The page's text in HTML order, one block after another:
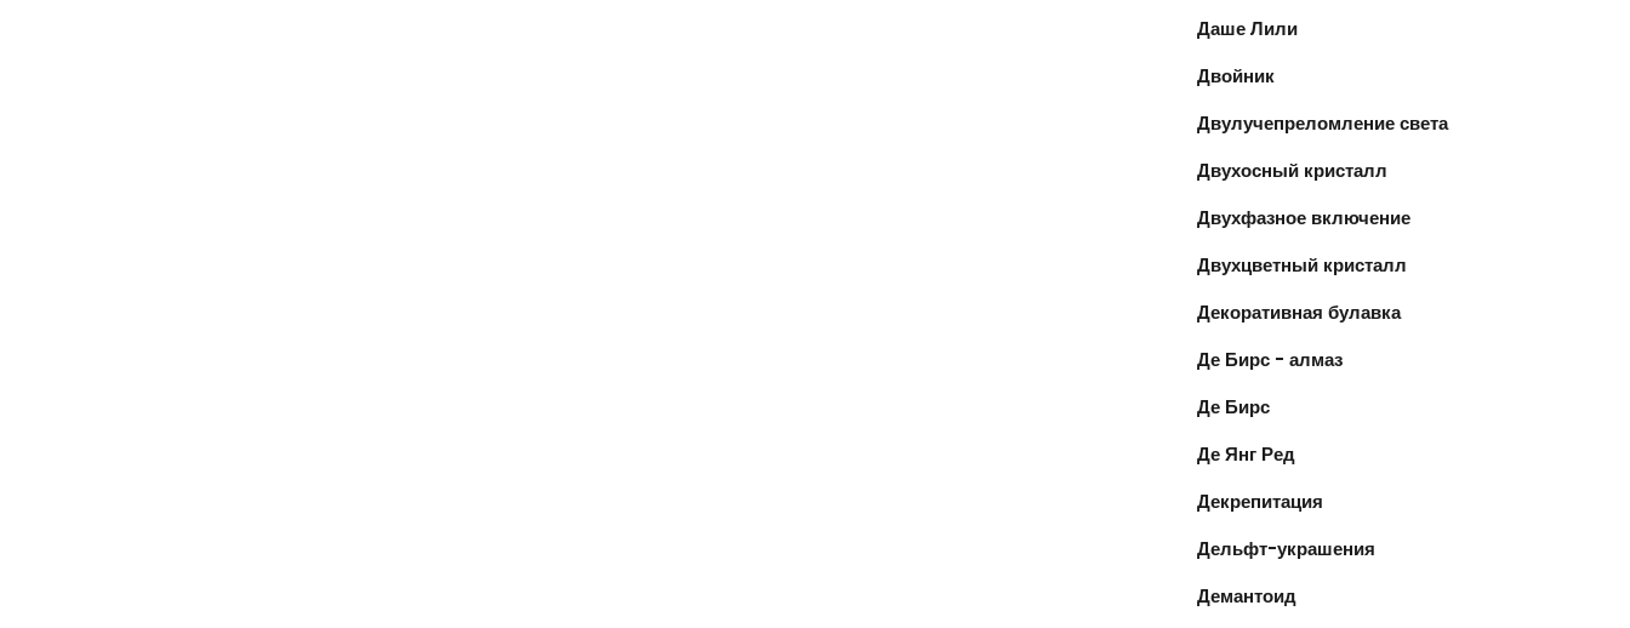
Даше Лили
Двойник
Двулучепреломление света
Двухосный кристалл
Двухфазное включение
Двухцветный кристалл
Декоративная булавка
Де Бирс - алмаз
Де Бирс
Де Янг Ред
Декрепитация
Дельфт-украшения
Демантоид